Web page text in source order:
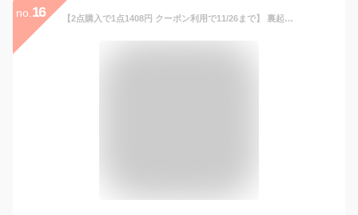
no. 16 【2点購入で1点1408円 クーポン利用で11/26まで】 裏起毛 タイツ 裏起毛タイツ 裏起毛パンツ フェイクタイツ 厚手 極暖 二重構造 フェイクタイツ ベージュ ナチュラル 色白肌 色白 自然肌 自然 透け 美脚 着圧タイツ 防寒 肌色 ストレッチ 温か ストッキング ストッキング風